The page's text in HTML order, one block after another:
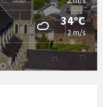
34°C
2 m/s